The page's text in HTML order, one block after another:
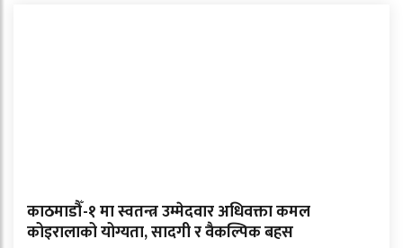
काठमाडौँ-१ मा स्वतन्त्र उम्मेदवार अधिवक्ता कमल
कोइरालाको योग्यता, सादगी र वैकल्पिक बहस